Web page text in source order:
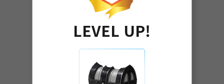
급하게 뛰어봤는지 숨을거칠게
LEVEL UP!